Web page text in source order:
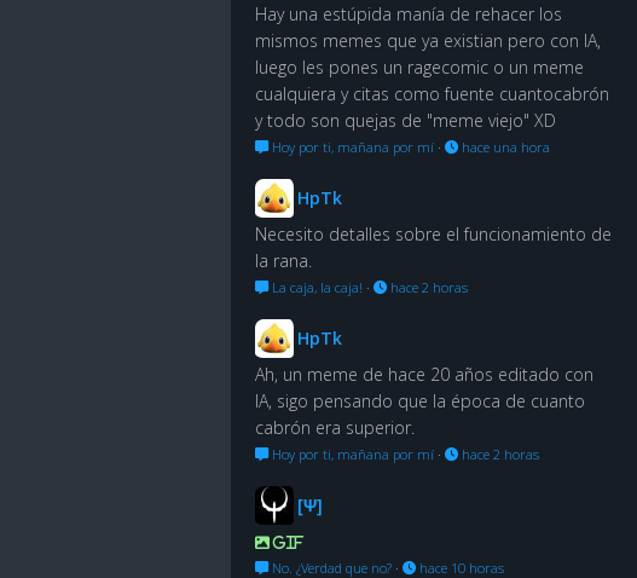
Hay una estúpida manía de rehacer los
mismos memes que ya existian pero con IA,
luego les pones un ragecomic o un meme
cualquiera y citas como fuente cuantocabrón
y todo son quejas de "meme viejo" XD
Hoy por ti, mañana por mí · hace una hora
HpTk
Necesito detalles sobre el funcionamiento de
la rana.
La caja, la caja! · hace 2 horas
HpTk
Ah, un meme de hace 20 años editado con
IA, sigo pensando que la época de cuanto
cabrón era superior.
Hoy por ti, mañana por mí · hace 2 horas
[Ψ]
GIF
No. ¿Verdad que no? · hace 10 horas